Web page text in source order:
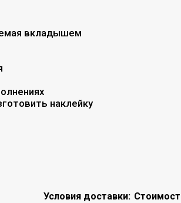
вкладышем
наклейку
Условия доставки: